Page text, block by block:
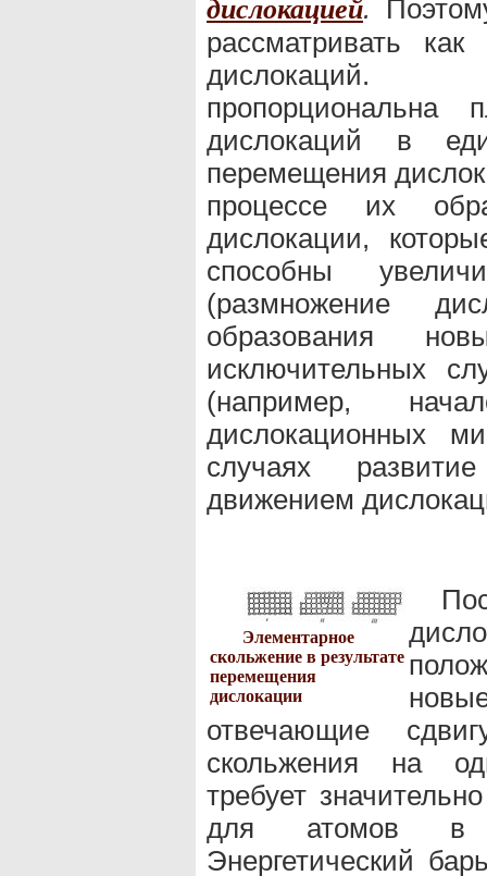
дислокацией.
рассматривать
дислокаций.
пропорциональна
дислокаций в
перемещения
процессе их
дислокации,
способны
(размножение
образования
исключительных
(например,
дислокационных
случаях
движением
Элементарное
скольжение в результате
перемещения
дислокации
отвечающие
скольжения на
требует
для атомов в
Энергетический